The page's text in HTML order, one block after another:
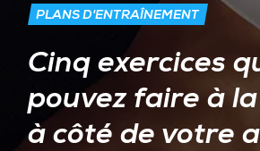
PLANS D'ENTRAÎNEMENT
Cinq exercices
pouvez faire à
à côté de votre